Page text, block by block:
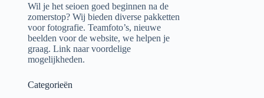
Wil je het seioen goed beginnen na de
zomerstop? Wij bieden diverse pakketten
voor fotografie. Teamfoto’s, nieuwe
beelden voor de website, we helpen je
graag.Link naar voordelige
mogelijkheden.
Categorieën